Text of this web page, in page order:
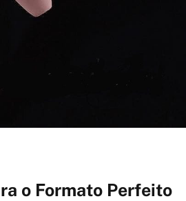
o Formato Perfeito